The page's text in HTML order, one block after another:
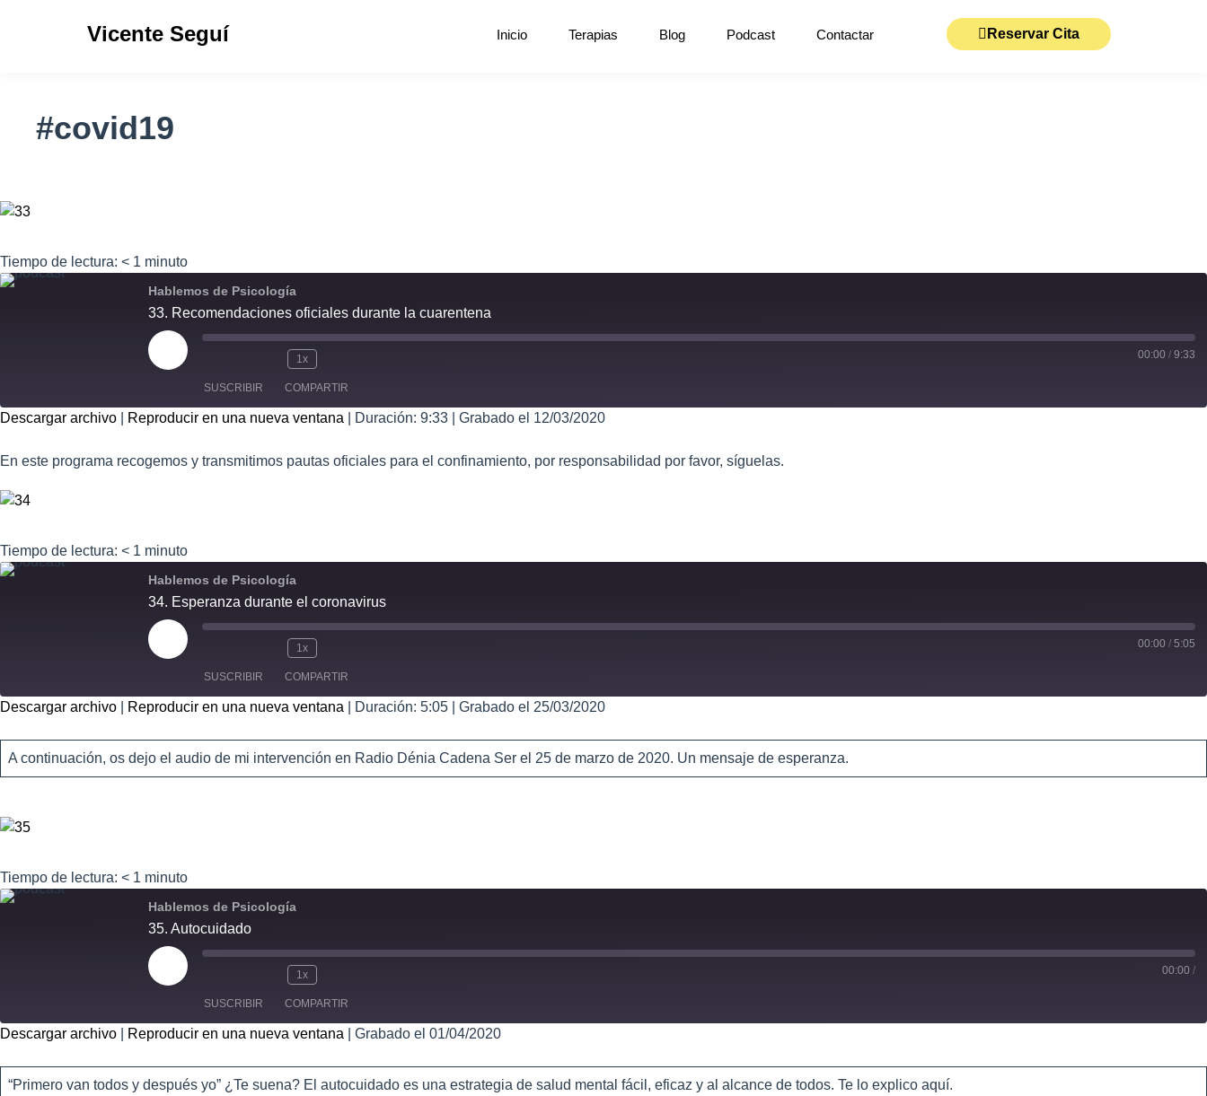
Vicente Seguí Inicio Terapias Blog Podcast Contactar Reservar Cita
#covid19
Tiempo de lectura: < 1 minuto
Hablemos de Psicología
33. Recomendaciones oficiales durante la cuarentena
1x 00:00 / 9:33
SUSCRIBIR COMPARTIR
FEED RSS
Descargar archivo Reproducir en una nueva ventana Duración: 9:33 Grabado el 12/03/2020
En este programa recogemos y transmitimos pautas oficiales para el confinamiento, por responsabilidad por favor, síguelas.
Tiempo de lectura: < 1 minuto
Hablemos de Psicología
34. Esperanza durante el coronavirus
1x 00:00 / 5:05
SUSCRIBIR COMPARTIR
FEED RSS
IR
Descargar archivo Reproducir en una nueva ventana Duración: 5:05 Grabado el 25/03/2020
A continuación, os dejo el audio de mi intervención en Radio Dénia Cadena Ser el 25 de marzo de 2020. Un mensaje de esperanza.
Tiempo de lectura: < 1 minuto
Hablemos de Psicología
35. Autocuidado
1x 00:00 /
SUSCRIBIR COMPARTIR
FEED RSS
IR
Descargar archivo Reproducir en una nueva ventana Grabado el 01/04/2020
“Primero van todos y después yo” ¿Te suena? El autocuidado es una estrategia de salud mental fácil, eficaz y al alcance de todos. Te lo explico aquí.